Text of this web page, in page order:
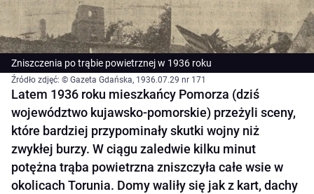
Zniszczenia po trąbie powietrznej w 1936 roku
Źródło zdjęć: © Gazeta Gdańska, 1936.07.29 nr 171
Latem 1936 roku mieszkańcy Pomorza (dziś
województwo kujawsko-pomorskie) przeżyli sceny,
które bardziej przypominały skutki wojny niż
zwykłej burzy. W ciągu zaledwie kilku minut
potężna trąba powietrzna zniszczyła całe wsie w
okolicach Torunia. Domy waliły się jak z kart, dachy